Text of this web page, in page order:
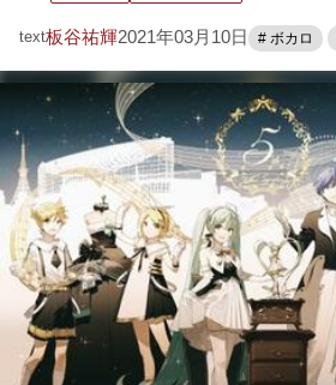
text板谷祐輝2021年03月10日 # ボカロ